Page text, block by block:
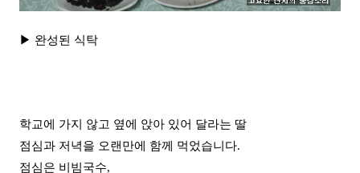
▶ 완성된 식탁
학교에 가지 않고 옆에 앉아 있어 달라는 딸
점심과 저녁을 오랜만에 함께 먹었습니다.
점심은 비빔국수,